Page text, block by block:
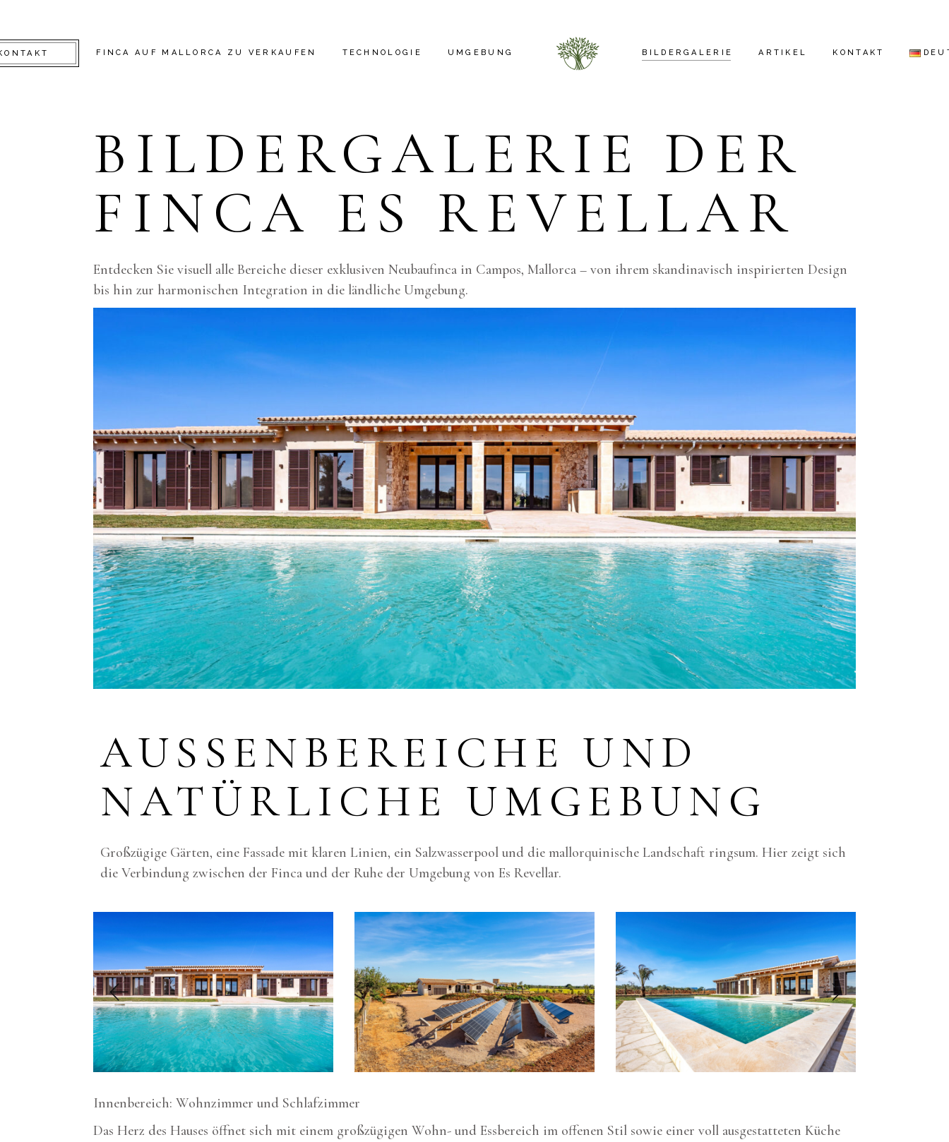
FINCA AUF MALLORCA ZU VERKAUFEN TECHNOLOGIE
PHOTOVOLTAIKANLAGE
ELEKTROINSTALLATION
HAUSAUTOMATION
BELEUCHTUNG
UMGEBUNG BILDERGALERIE ARTIKEL KONTAKT
BILDERGALERIE DER
FINCA ES REVELLAR
Entdecken Sie visuell alle Bereiche dieser exklusiven Neubaufinca in Campos, Mallorca – von ihrem skandinavisch inspirierten Design
bis hin zur harmonischen Integration in die ländliche Umgebung.
AUSSENBEREICHE UND N
ATÜRLICHE UMGEBUNG
Großzügige Gärten, eine Fassade mit klaren Linien, ein Salzwasserpool und die mallorquinische Landschaft ringsum. Hier zeigt sich
die Verbindung zwischen der Finca und der Ruhe der Umgebung von Es Revellar.
Innenbereich: Wohnzimmer und Schlafzimmer
Das Herz des Hauses öffnet sich mit einem großzügigen Wohn- und Essbereich im offenen Stil sowie einer voll ausgestatteten Küche